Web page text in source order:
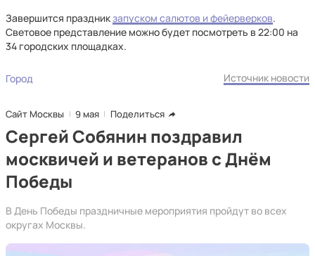
Завершится праздникзапуском салютов и фейерверков.
Световое представление можно будет посмотреть в 22:00 на
34 городских площадках.
Город Источник новости
Сайт Москвы 9 мая Поделиться
Сергей Собянин поздравил
москвичей и ветеранов с Днём
Победы
В День Победы праздничные мероприятия пройдут во всех
округах Москвы.